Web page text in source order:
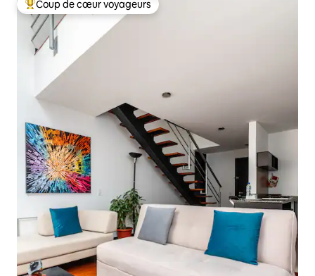
Coup de cœur voyageurs parmi les plus aimés
Coup de cœur voyageurs